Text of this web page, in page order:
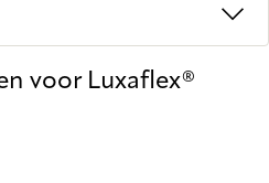
voor Luxaflex®